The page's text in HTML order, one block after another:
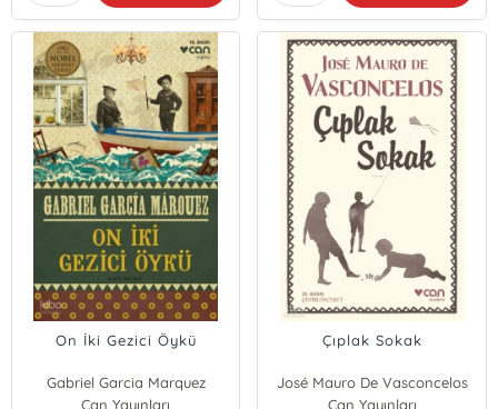
On İki Gezici Öykü
Gabriel Garcia Marquez
Can Yayınları
Çıplak Sokak
José Mauro De Vasconcelos
Can Yayınları